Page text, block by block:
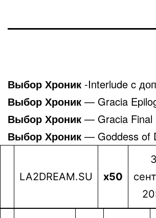
Выбор Хроник -Interlude c
Выбор Хроник — Gracia
Выбор Хроник — Gracia Final
Выбор Хроник — Goddess of
LA2DREAM.SU x50